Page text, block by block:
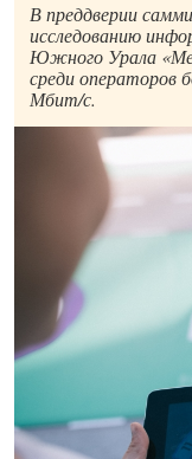
В преддверии
исследованию
Южного Урала
среди операторов
Мбит/с.